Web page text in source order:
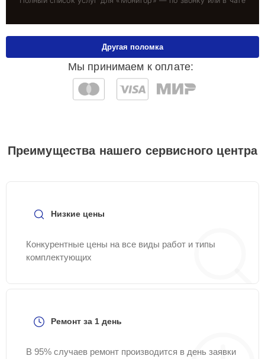
Мы принимаем к оплате:
Другая поломка
Преимущества нашего сервисного центра
Низкие цены
Конкурентные цены на все виды работ и типы
комплектующих
Ремонт за 1 день
В 95% случаев ремонт производится в день заявки